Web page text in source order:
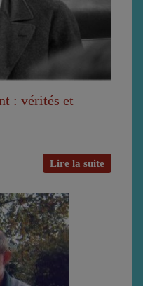
: vérités et
Lire la suite